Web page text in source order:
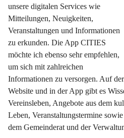
unsere digitalen Services wie
Mitteilungen, Neuigkeiten,
Veranstaltungen und Informationen
zu erkunden. Die App CITIES
möchte ich ebenso sehr empfehlen,
um sich mit zahlreichen
Informationen zu versorgen. Auf der
Website und in der App gibt es
Vereinsleben, Angebote aus dem
Leben, Veranstaltungstermine
dem Gemeinderat und der